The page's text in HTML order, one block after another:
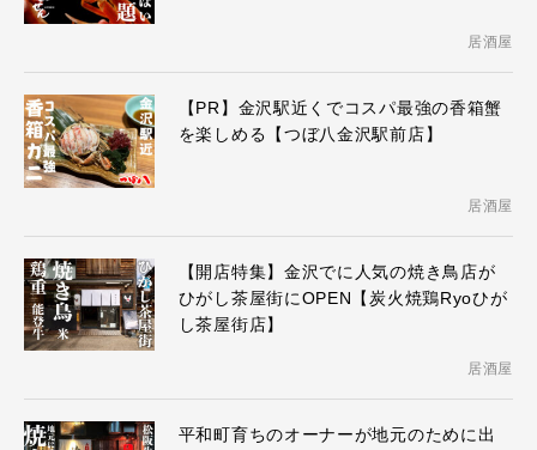
居酒屋
【PR】金沢駅近くでコスパ最強の香箱蟹
を楽しめる【つぼ八金沢駅前店】
居酒屋
【開店特集】金沢でに人気の焼き鳥店が
ひがし茶屋街にOPEN【炭火焼鶏Ryoひが
し茶屋街店】
居酒屋
平和町育ちのオーナーが地元のために出